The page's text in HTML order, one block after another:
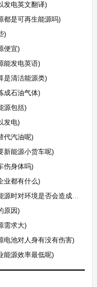
发电英文翻译)
都是可再生能源吗)
)
便宜)
能发电英语)
是清洁能源类)
成石油气体)
源包括)
发电)
代汽油呢)
新能源小货车呢)
伤身体吗)
业都有什么)
对环境是否会造成破坏)
原因)
需求大)
电池对人身有没有伤害)
能源效率最低呢)